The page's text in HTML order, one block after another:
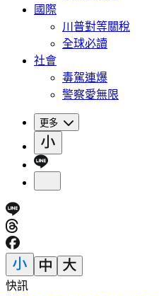
國際
川普對等關稅
全球必讀
社會
毒駕連爆
警察愛無限
更多
快訊